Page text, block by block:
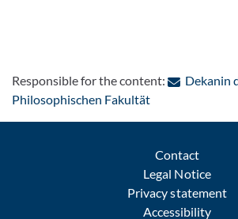
Responsible for the content:
Dekanin
Philosophischen Fakultät: Contact by e-
Contact
Legal Notice
Privacy statement
Accessibility